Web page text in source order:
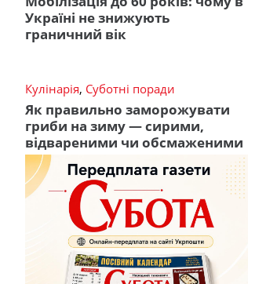
Україні не знижують
граничний вік
Кулінарія, Суботні поради
Як правильно заморожувати
гриби на зиму — сирими,
відвареними чи обсмаженими